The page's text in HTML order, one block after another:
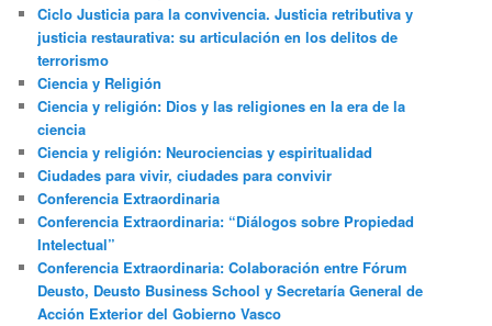
Ciclo Justicia para la convivencia. Justicia retributiva y
justicia restaurativa: su articulación en los delitos de
terrorismo
Ciencia y Religión
Ciencia y religión: Dios y las religiones en la era de la
ciencia
Ciencia y religión: Neurociencias y espiritualidad
Ciudades para vivir, ciudades para convivir
Conferencia Extraordinaria
Conferencia Extraordinaria: “Diálogos sobre Propiedad
Intelectual”
Conferencia Extraordinaria: Colaboración entre Fórum
Deusto, Deusto Business School y Secretaría General de
Acción Exterior del Gobierno Vasco